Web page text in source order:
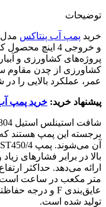
توضیحات
خرید پمپ آب پنتاکس
و خروجی 4 اینچ
پروژه‌های کشاورزی و
کشاورزی از چدن مقاوم
عمر، عملکرد بالایی را
پیشنهاد خرید: خرید پمپ
برجسته این پمپ هستند
متر مکعب در ساعت است.
تولید شده است.